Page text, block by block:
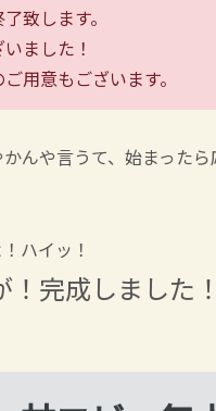
致します。
ました！
用意もございます。
んや言うて、始まった
ハイッ！
完成しました